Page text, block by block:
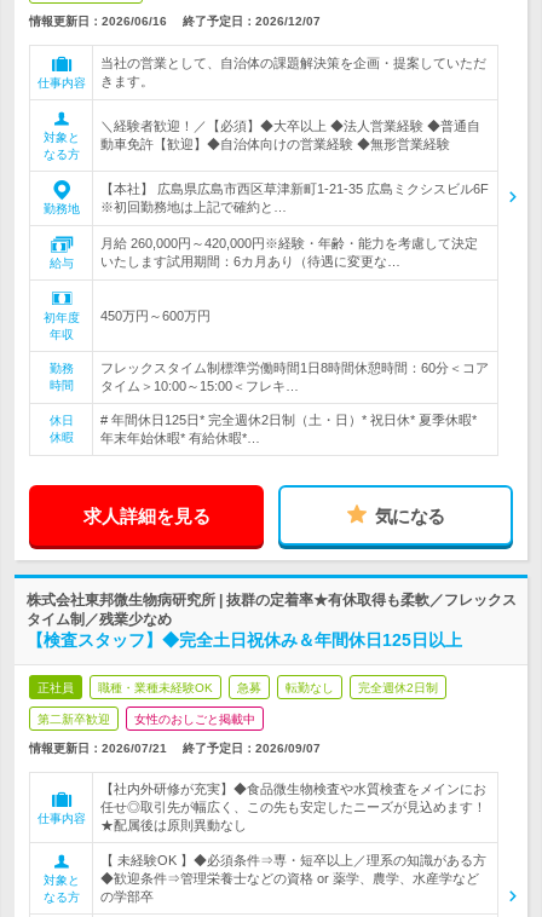
情報更新日：2026/06/16 終了予定日： 2026/12/07
仕事内容
当社の営業として、自治体の課題解決策を企画・提案していただ
きます。
対象と
なる方
＼経験者歓迎！／【必須】◆大卒以上 ◆法人営業経験 ◆普通自
動車免許【歓迎】◆自治体向けの営業経験 ◆無形営業経験
勤務地
【本社】 広島県広島市西区草津新町1-21-35 広島ミクシスビル6F
※初回勤務地は上記で確約と…
給与
月給 260,000円～420,000円※経験・年齢・能力を考慮して決定
いたします試用期間：6カ月あり（待遇に変更な…
初年度
年収
450万円～600万円
勤務
時間
フレックスタイム制標準労働時間1日8時間休憩時間：60分＜コア
タイム＞10:00～15:00＜フレキ…
休日
休暇
# 年間休日125日* 完全週休2日制（土・日）* 祝日休* 夏季休暇*
年末年始休暇* 有給休暇*…
求人詳細を見る 気になる
株式会社東邦微生物病研究所 | 抜群の定着率★有休取得も柔軟／フレックス
タイム制／残業少なめ
【検査スタッフ】◆完全土日祝休み＆年間休日125日以上
正社員 職種・業種未経験OK 急募 転勤なし 完全週休2日制
第二新卒歓迎 女性のおしごと掲載中
情報更新日：2026/07/21 終了予定日： 2026/09/07
仕事内容
【社内外研修が充実】◆食品微生物検査や水質検査をメインにお
任せ◎取引先が幅広く、この先も安定したニーズが見込めます！
★配属後は原則異動なし
対象と
なる方
【 未経験OK 】◆必須条件⇒専・短卒以上／理系の知識がある方
◆歓迎条件⇒管理栄養士などの資格 or 薬学、農学、水産学など
の学部卒